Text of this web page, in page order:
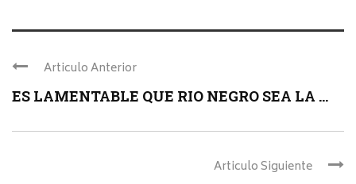
Articulo Anterior
ES LAMENTABLE QUE RIO NEGRO SEA LA ...
Articulo Siguiente